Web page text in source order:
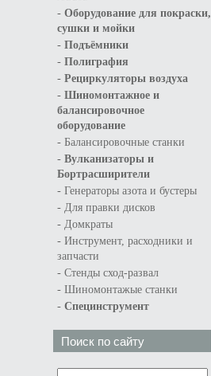
- Оборудование для покраски,
сушки и мойки
- Подъёмники
- Полиграфия
- Рециркуляторы воздуха
- Шиномонтажное и
балансировочное
оборудование
- Балансировочные станки
- Вулканизаторы и
Бортрасширители
- Генераторы азота и бустеры
- Для правки дисков
- Домкраты
- Инструмент, расходники и
запчасти
- Стенды сход-развал
- Шиномонтажые станки
- Специнструмент
Поиск по сайту